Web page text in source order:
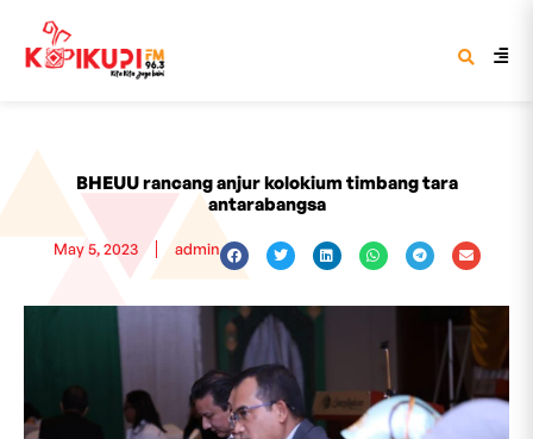
BHEUU rancang anjur kolokium timbang tara
antarabangsa
May 5, 2023 admin